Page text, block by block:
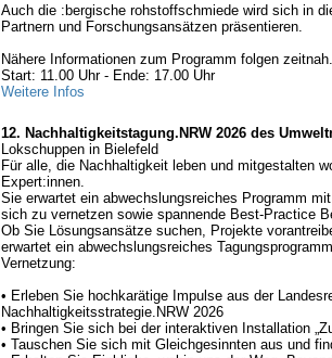
Auch die :bergische rohstoffschmiede wird sich in
Partnern und Forschungsansätzen präsentieren.
Nähere Informationen zum Programm folgen zeitnah.
Start: 11.00 Uhr - Ende: 17.00 Uhr
Weitere Infos
12. Nachhaltigkeitstagung.NRW 2026 des
Lokschuppen in Bielefeld
Für alle, die Nachhaltigkeit leben und mitgestalten
Expert:innen.
Sie erwartet ein abwechslungsreiches Programm
sich zu vernetzen sowie spannende Best-Practice
Ob Sie Lösungsansätze suchen, Projekte
erwartet ein abwechslungsreiches
Vernetzung:
• Erleben Sie hochkarätige Impulse aus der
Nachhaltigkeitsstrategie.NRW 2026
• Bringen Sie sich bei der interaktiven Installation
• Tauschen Sie sich mit Gleichgesinnten aus und